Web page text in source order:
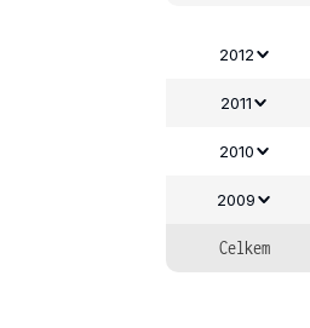
2012
2011
2010
2009
Celkem